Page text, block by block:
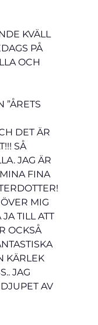
KVÄLL
PÅ
OCH
”ÅRETS
DET ÄR
SÅ
JAG ÄR
MINA FINA
MIG
JA TILL ATT
OCKSÅ
KÄRLEK
JAG
AV